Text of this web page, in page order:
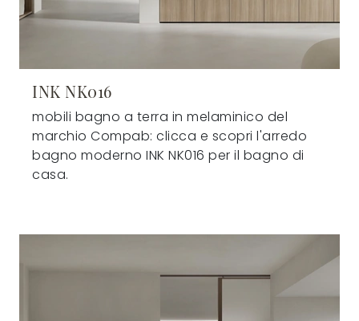
INK NK016
mobili bagno a terra in melaminico del
marchio Compab: clicca e scopri l'arredo
bagno moderno INK NK016 per il bagno di
casa.